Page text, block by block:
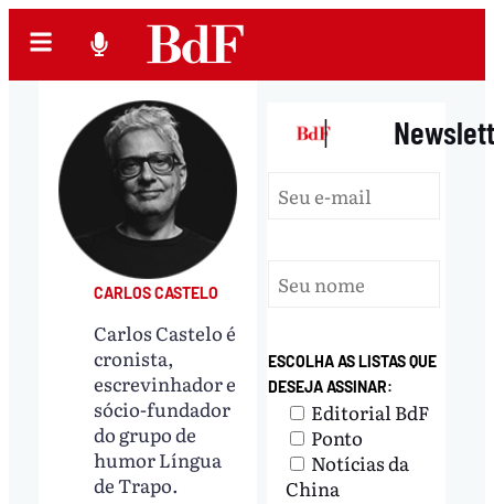
CARLOS CASTELO
Carlos Castelo é
cronista,
escrevinhador e
sócio-fundador
do grupo de
humor Língua
de Trapo.
|
ESCOLHA AS LISTAS QUE
DESEJA ASSINAR:
Editorial BdF
Ponto
Notícias da
China